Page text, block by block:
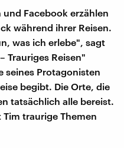
Facebook erzählen
während ihrer Reisen.
was ich erlebe", sagt
Trauriges Reisen"
seines Protagonisten
begibt. Die Orte, die
tatsächlich alle bereist.
Tim traurige Themen